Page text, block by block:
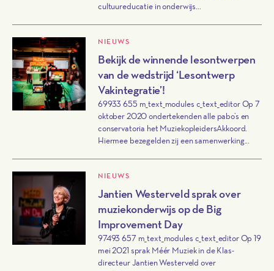
cultuureducatie in onderwijs...
NIEUWS
Bekijk de winnende lesontwerpen
van de wedstrijd ‘Lesontwerp
Vakintegratie’!
69933 655 m_text_modules c_text_editor Op 7
oktober 2020 ondertekenden alle pabo’s en
conservatoria het MuziekopleidersAkkoord.
Hiermee bezegelden zij een samenwerking...
NIEUWS
Jantien Westerveld sprak over
muziekonderwijs op de Big
Improvement Day
97493 657 m_text_modules c_text_editor Op 19
mei 2021 sprak Méér Muziek in de Klas-
directeur Jantien Westerveld over